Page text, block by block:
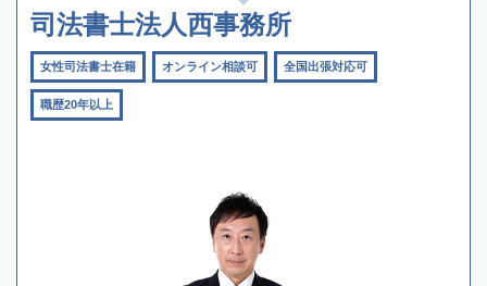
司法書士法人西事務所
女性司法書士在籍 オンライン相談可 全国出張対応可
職歴20年以上